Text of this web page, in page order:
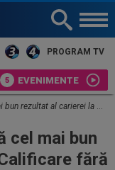
PROGRAM TV
EVENIMENTE
Calificare fără emoţii în sferturile de finală
cel mai bun
fără